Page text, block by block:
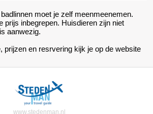
moet je zelf meenmeenemen.
prijs inbegrepen. Huisdieren zijn niet
aanwezig.
prijzen en resrvering kijk je op de website
www.stedenman.nl